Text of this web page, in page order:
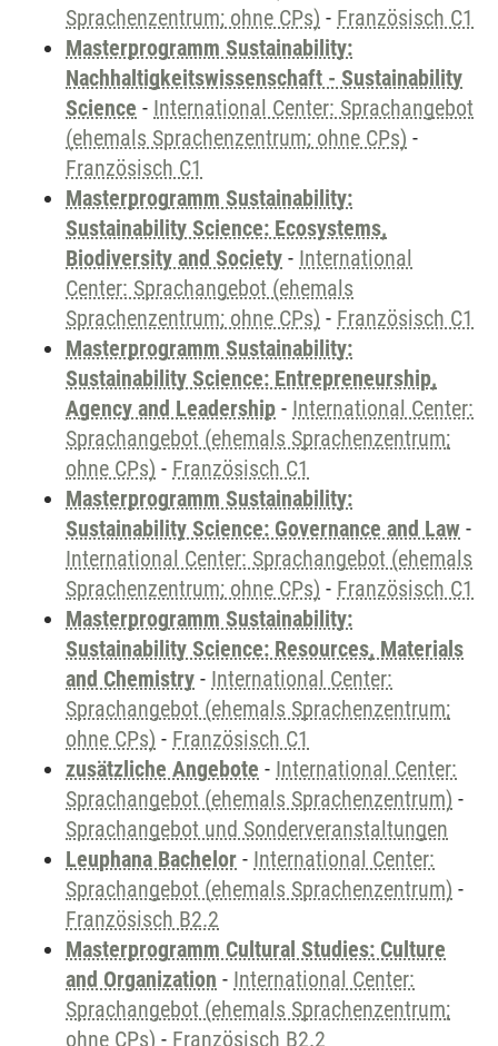
Sprachenzentrum; ohne CPs) - Französisch C1
Masterprogramm Sustainability:
Nachhaltigkeitswissenschaft - Sustainability
Science - International Center: Sprachangebot
(ehemals Sprachenzentrum; ohne CPs) -
Französisch C1
Masterprogramm Sustainability:
Sustainability Science: Ecosystems,
Biodiversity and Society - International
Center: Sprachangebot (ehemals
Sprachenzentrum; ohne CPs) - Französisch C1
Masterprogramm Sustainability:
Sustainability Science: Entrepreneurship,
Agency and Leadership - International Center:
Sprachangebot (ehemals Sprachenzentrum;
ohne CPs) - Französisch C1
Masterprogramm Sustainability:
Sustainability Science: Governance and Law -
International Center: Sprachangebot (ehemals
Sprachenzentrum; ohne CPs) - Französisch C1
Masterprogramm Sustainability:
Sustainability Science: Resources, Materials
and Chemistry - International Center:
Sprachangebot (ehemals Sprachenzentrum;
ohne CPs) - Französisch C1
zusätzliche Angebote - International Center:
Sprachangebot (ehemals Sprachenzentrum) -
Sprachangebot und Sonderveranstaltungen
Leuphana Bachelor - International Center:
Sprachangebot (ehemals Sprachenzentrum) -
Französisch B2.2
Masterprogramm Cultural Studies: Culture
and Organization - International Center:
Sprachangebot (ehemals Sprachenzentrum;
ohne CPs) - Französisch B2.2